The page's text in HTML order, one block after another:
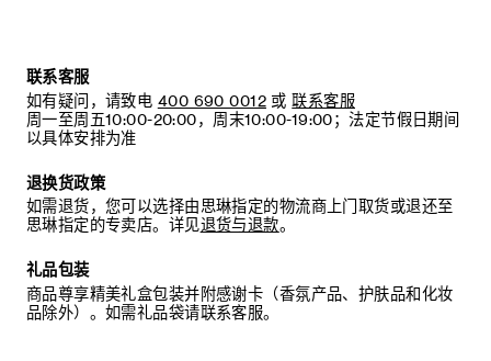
联系客服
如有疑问，请致电 400 690 0012 或 联系客服
周一至周五10:00-20:00，周末10:00-19:00；法定节假日期间
以具体安排为准
退换货政策
如需退货，您可以选择由思琳指定的物流商上门取货或退还至
思琳指定的专卖店。详见退货与退款。
礼品包装
商品尊享精美礼盒包装并附感谢卡（香氛产品、护肤品和化妆
品除外）。如需礼品袋请联系客服。